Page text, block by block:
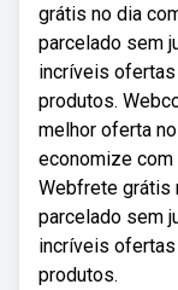
grátis no dia
parcelado sem
incríveis
produtos.
melhor oferta
economize
Webfrete grátis
parcelado sem
incríveis
produtos.